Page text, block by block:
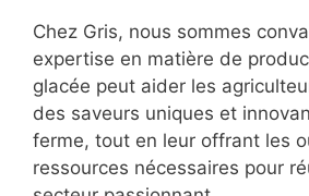
Chez Gris, nous sommes
expertise en matière de
glacée peut aider les
des saveurs uniques et
ferme, tout en leur offrant les
ressources nécessaires pour